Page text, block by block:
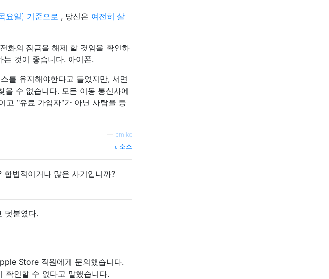
요일) 기준으로 , 당신은 여전히 살
화의 잠금을 해제 할 것임을 확인하
것이 좋습니다. 아이폰.
를 유지해야한다고 들었지만, 서면
수 없습니다. 모든 이동 통신사에
고 "유료 가입자"가 아닌 사람을 등
bmike
소스
법적이거나 많은 사기입니까?
덧붙였다.
Store 직원에게 문의했습니다.
확인할 수 없다고 말했습니다.